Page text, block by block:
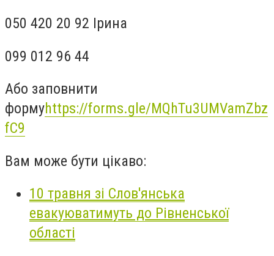
050 420 20 92 Ірина
099 012 96 44
Або заповнити
формуhttps://forms.gle/MQhTu3UMVamZbz
fC9
Вам може бути цікаво:
10 травня зі Слов'янська
евакуюватимуть до Рівненської
області